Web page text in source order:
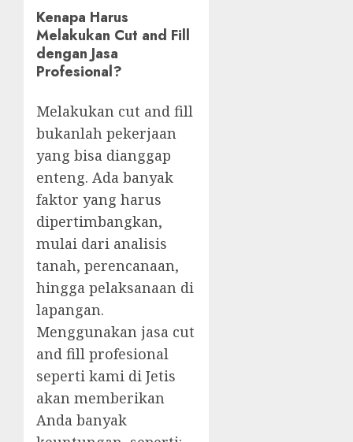
Kenapa Harus
Melakukan Cut and Fill
dengan Jasa
Profesional?
Melakukan cut and fill
bukanlah pekerjaan
yang bisa dianggap
enteng. Ada banyak
faktor yang harus
dipertimbangkan,
mulai dari analisis
tanah, perencanaan,
hingga pelaksanaan di
lapangan.
Menggunakan jasa cut
and fill profesional
seperti kami di Jetis
akan memberikan
Anda banyak